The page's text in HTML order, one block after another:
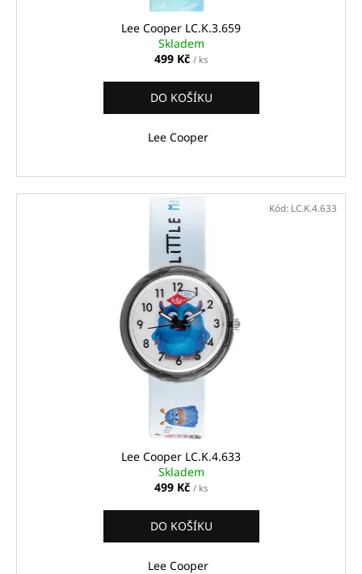
Lee Cooper LC.K.3.659
Skladem
499 Kč / ks
DO KOŠÍKU
Lee Cooper
Lee Cooper LC.K.4.633
Skladem
499 Kč / ks
DO KOŠÍKU
Lee Cooper
Kód: LC.K.4.633